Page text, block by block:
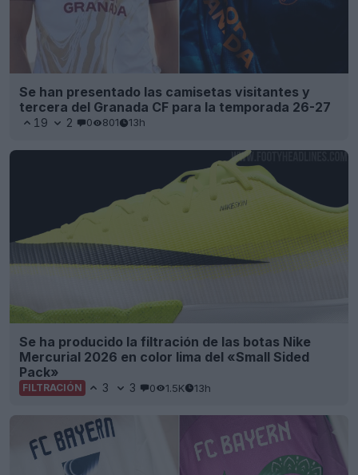
Se han presentado las camisetas visitantes y
tercera del Granada CF para la temporada 26-27
19 2 0 801 13h
Se ha producido la filtración de las botas Nike
Mercurial 2026 en color lima del «Small Sided
Pack»
FILTRACIÓN 3 3 0 1.5K 13h